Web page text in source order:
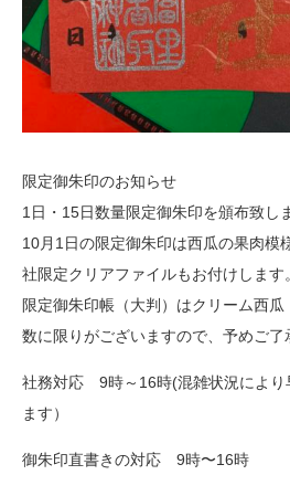
限定御朱印のお知らせ
1日・15日数量限定御朱印を頒布致し
10月1日の限定御朱印は西瓜の果肉模
社限定クリアファイルもお付けします。
限定御朱印帳（大判）はクリーム西瓜
数に限りがございますので、予めご了
社務対応 9時～16時(混雑状況により
ます）
御朱印直書きの対応 9時〜16時